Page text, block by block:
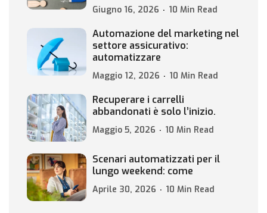
Giugno 16, 2026 10 Min Read
Automazione del marketing nel
settore assicurativo:
automatizzare
Maggio 12, 2026 10 Min Read
Recuperare i carrelli
abbandonati è solo l’inizio.
Maggio 5, 2026 10 Min Read
Scenari automatizzati per il
lungo weekend: come
Aprile 30, 2026 10 Min Read